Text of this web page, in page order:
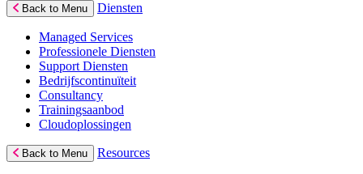
Back to Menu Diensten
Managed Services
Professionele Diensten
Support Diensten
Bedrijfscontinuïteit
Consultancy
Trainingsaanbod
Cloudoplossingen
Back to Menu Resources